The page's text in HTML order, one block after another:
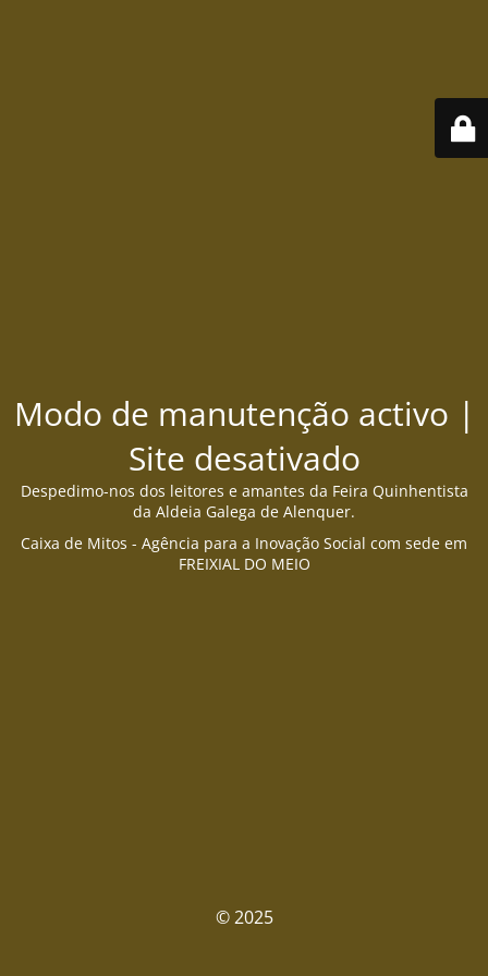
Modo de manutenção activo |
Site desativado
Despedimo-nos dos leitores e amantes da Feira Quinhentista
da Aldeia Galega de Alenquer.
Caixa de Mitos - Agência para a Inovação Social com sede em
FREIXIAL DO MEIO
© 2025